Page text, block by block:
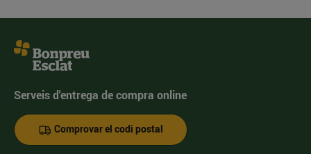
Serveis d'entrega de compra online
Comprovar el codi postal